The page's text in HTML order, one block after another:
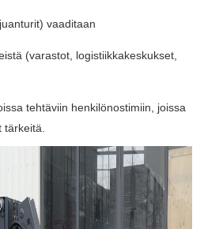
vaaditaan
(varastot, logistiikkakeskukset,
tehtäviin henkilönostimiin, joissa
tärkeitä.